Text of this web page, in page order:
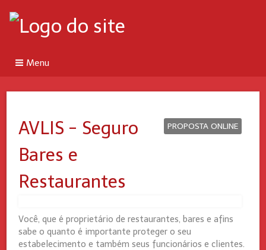
Menu
PROPOSTA ONLINE
AVLIS - Seguro
Bares e
Restaurantes
Você, que é proprietário de restaurantes, bares e afins
sabe o quanto é importante proteger o seu
estabelecimento e também seus funcionários e clientes.